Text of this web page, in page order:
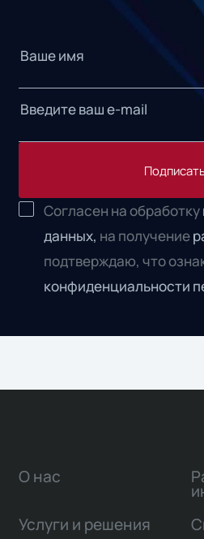
Согласен на обработку
данных, на получение
подтверждаю, что
конфиденциальности
О нас
Услуги и решения